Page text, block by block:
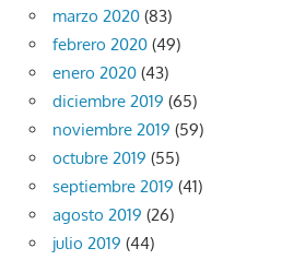
marzo 2020 (83)
febrero 2020 (49)
enero 2020 (43)
diciembre 2019 (65)
noviembre 2019 (59)
octubre 2019 (55)
septiembre 2019 (41)
agosto 2019 (26)
julio 2019 (44)